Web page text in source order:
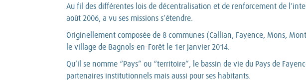
Au fil des différentes lois de décentralisation et de renforcement de
août 2006, a vu ses missions s’étendre.
Originellement composée de 8 communes (Callian, Fayence, Mons,
le village de Bagnols-en-Forêt le 1er janvier 2014.
Qu’il se nomme “Pays” ou “territoire”, le bassin de vie du Pays de
partenaires institutionnels mais aussi pour ses habitants.